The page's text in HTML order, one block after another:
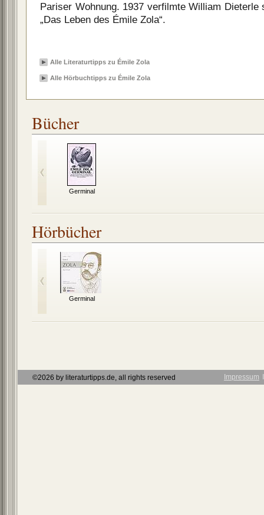
Pariser Wohnung. 1937 verfilmte William Dieterle
„Das Leben des Émile Zola“.
Alle Literaturtipps zu Émile Zola
Alle Hörbuchtipps zu Émile Zola
Bücher
Germinal
Hörbücher
Germinal
©2026 by literaturtipps.de, all rights reserved Impressum